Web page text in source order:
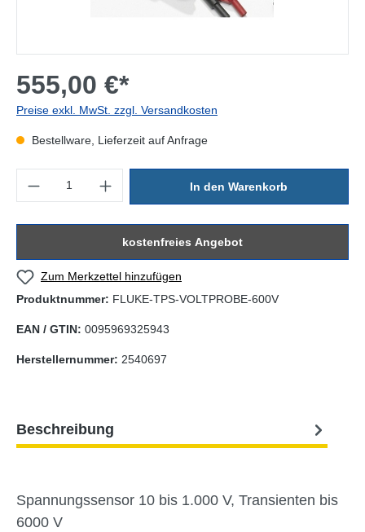
555,00 €*
Preise exkl. MwSt. zzgl. Versandkosten
Bestellware, Lieferzeit auf Anfrage
In den Warenkorb
kostenfreies Angebot
Zum Merkzettel hinzufügen
Produktnummer: FLUKE-TPS-VOLTPROBE-600V
EAN / GTIN: 0095969325943
Herstellernummer: 2540697
Beschreibung
Spannungssensor 10 bis 1.000 V, Transienten bis
6000 V